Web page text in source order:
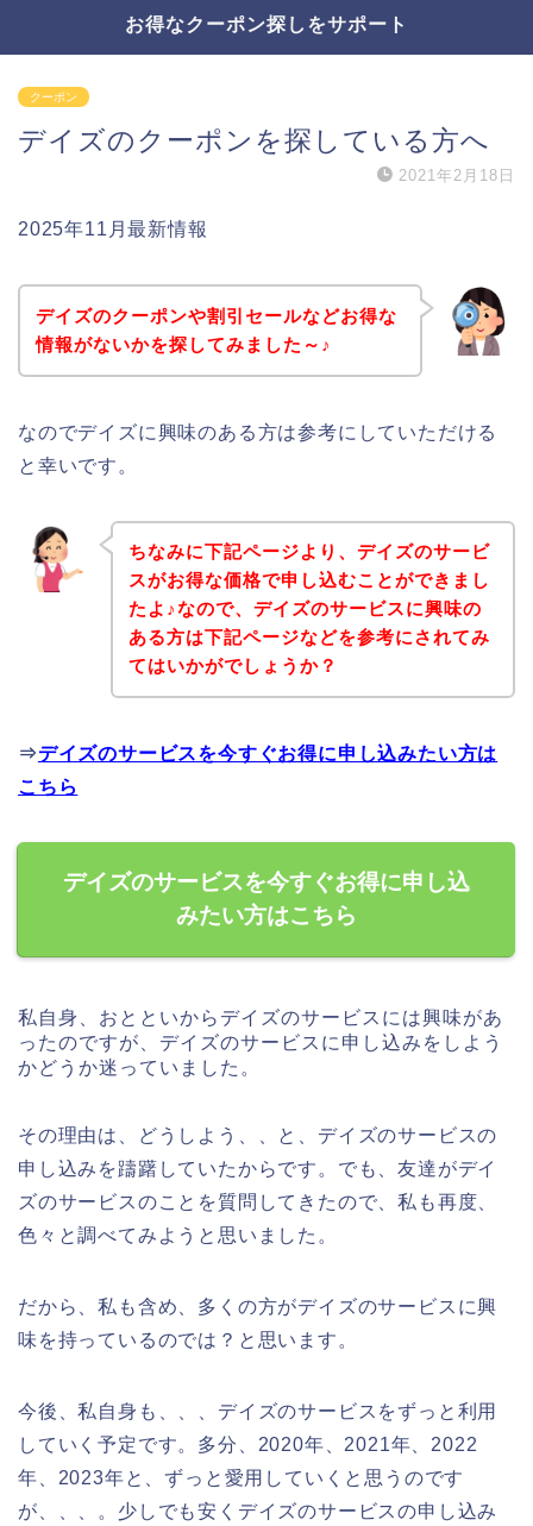
お得なクーポン探しをサポート
クーポン
デイズのクーポンを探している方へ
2021年2月18日
2025年11月最新情報
デイズのクーポンや割引セールなどお得な
情報がないかを探してみました～♪
なのでデイズに興味のある方は参考にしていただける
と幸いです。
ちなみに下記ページより、デイズのサービ
スがお得な価格で申し込むことができまし
たよ♪なので、デイズのサービスに興味の
ある方は下記ページなどを参考にされてみ
てはいかがでしょうか？
⇒デイズのサービスを今すぐお得に申し込みたい方は
こちら
デイズのサービスを今すぐお得に申し込
みたい方はこちら
私自身、おとといからデイズのサービスには興味があ
ったのですが、デイズのサービスに申し込みをしよう
かどうか迷っていました。
その理由は、どうしよう、、と、デイズのサービスの
申し込みを躊躇していたからです。でも、友達がデイ
ズのサービスのことを質問してきたので、私も再度、
色々と調べてみようと思いました。
だから、私も含め、多くの方がデイズのサービスに興
味を持っているのでは？と思います。
今後、私自身も、、、デイズのサービスをずっと利用
していく予定です。多分、2020年、2021年、2022
年、2023年と、ずっと愛用していくと思うのです
が、、、。少しでも安くデイズのサービスの申し込み